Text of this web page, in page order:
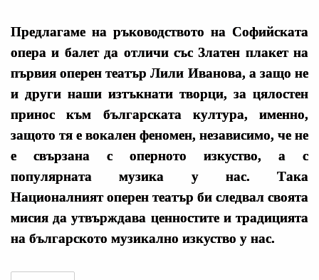
Предлагаме на ръководството на Софийската
опера и балет да отличи със Златен плакет на
първия оперен театър Лили Иванова, а защо не
и други наши изтъкнати творци, за цялостен
принос към българската култура, именно,
защото тя е вокален феномен, независимо, че не
е свързана с оперното изкуство, а с
популярната музика у нас. Така
Националният оперен театър би следвал своята
мисия да утвърждава ценностите и традицията
на българското музикално изкуство у нас.